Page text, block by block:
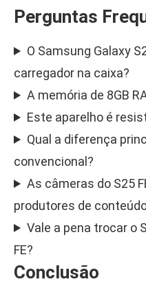
Perguntas
O Samsung Galaxy
carregador na caixa?
A memória de 8GB
Este aparelho é
Qual a diferença
convencional?
As câmeras do S25
produtores de
Vale a pena trocar o
FE?
Conclusão